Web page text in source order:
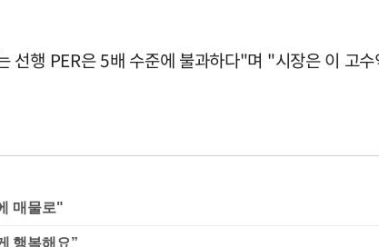
선행 PER은 5배 수준에 불과하다"며 "시장은 이 고
매물로"